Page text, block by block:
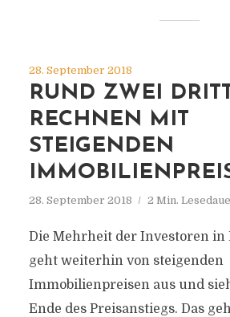
28. September 2018
RUND ZWEI
RECHNEN MIT
STEIGENDEN
28. September 2018 2 Min.
Die Mehrheit der Investoren in
geht weiterhin von steigenden
Immobilienpreisen aus und
Ende des Preisanstiegs. Das